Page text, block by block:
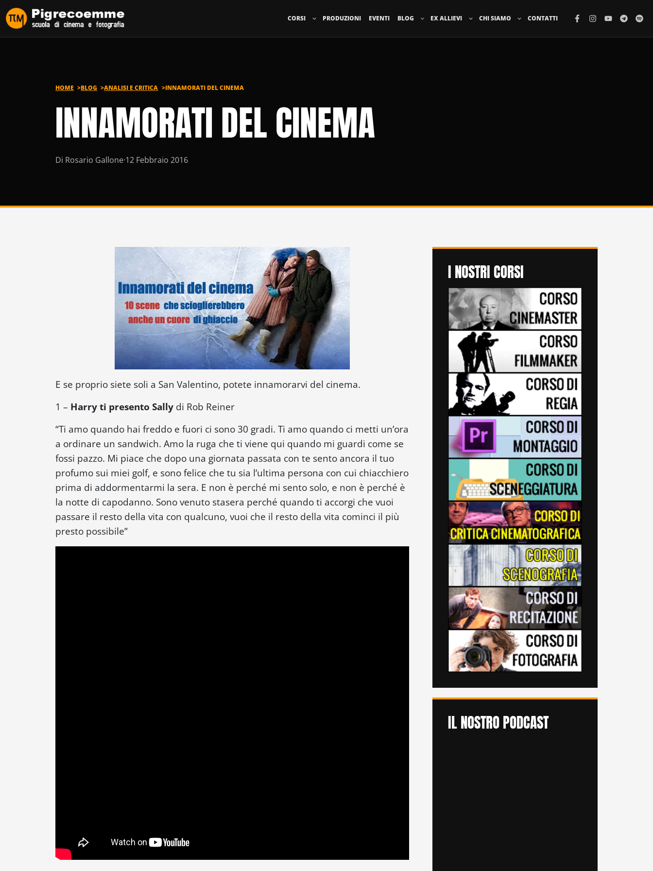
Vai al contenuto
CORSI PRODUZIONI EVENTI BLOG EX ALLIEVI CHI SIAMO CONTATTI
HOME BLOG ANALISI E CRITICA INNAMORATI DEL CINEMA
INNAMORATI DEL CINEMA
Di Rosario Gallone·12 Febbraio 2016
E se proprio siete soli a San Valentino, potete innamorarvi del cinema.
1 – Harry ti presento Sally di Rob Reiner
“Ti amo quando hai freddo e fuori ci sono 30 gradi. Ti amo quando ci metti un’ora
a ordinare un sandwich. Amo la ruga che ti viene qui quando mi guardi come se
fossi pazzo. Mi piace che dopo una giornata passata con te sento ancora il tuo
profumo sui miei golf, e sono felice che tu sia l’ultima persona con cui chiacchiero
prima di addormentarmi la sera. E non è perché mi sento solo, e non è perché è
la notte di capodanno. Sono venuto stasera perché quando ti accorgi che vuoi
passare il resto della vita con qualcuno, vuoi che il resto della vita cominci il più
presto possibile”
I NOSTRI CORSI
IL NOSTRO PODCAST